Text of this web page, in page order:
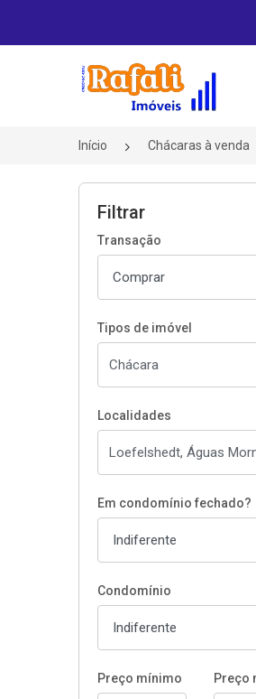
Página inicial
Início Chácaras à venda
Filtrar
Transação
Tipos de imóvel
Localidades
Em condomínio fechado?
Condomínio
Preço mínimo Preço